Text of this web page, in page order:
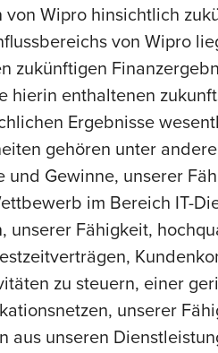
Wipro hinsichtlich
von Wipro
zukünftigen
enthaltenen
Ergebnisse
gehören unter
Gewinne, unserer
im Bereich IT-
Fähigkeit,
zu steuern, einer
unserer
unseren